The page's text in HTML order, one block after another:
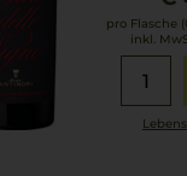
pro Flasche
inkl.